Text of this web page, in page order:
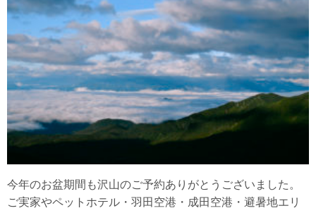
今年のお盆期間も沢山のご予約ありがとうございました。
ご実家やペットホテル・羽田空港・成田空港・避暑地エリ